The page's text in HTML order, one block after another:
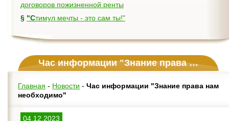
договоров пожизненной ренты
§
"Стимул мечты - это сам ты!"
Час информации "Знание права нам необходимо"
Главная - Новости - Час информации "Знание права нам
необходимо"
04.12.2023